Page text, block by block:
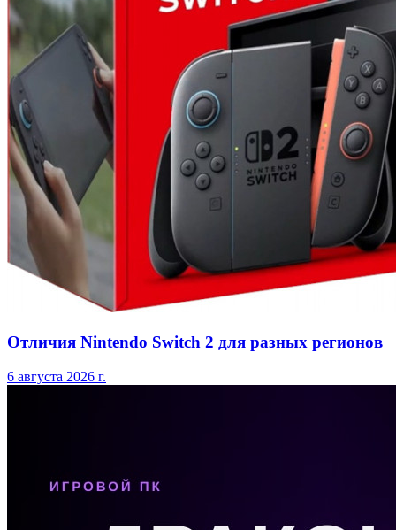
Отличия Nintendo Switch 2 для разных регионов
6 августа 2026 г.